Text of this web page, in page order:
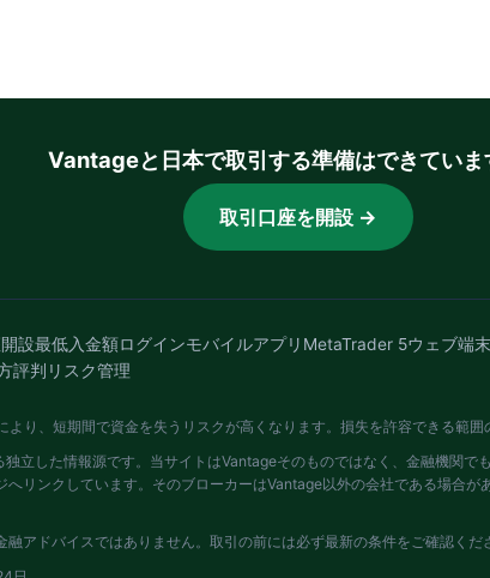
Vantageと日本で取引する準備はできていま
取引口座を開設 →
設最低入金額ログインモバイルアプリ MetaTrader 5ウェブ端末
評判 リスク管理
り、短期間で資金を失うリスクが高くなります。損失を許容できる範囲
立した情報源です。当サイトはVantageそのものではなく、金融機関で
リンクしています。そのブローカーはVantage以外の会社である場合
アドバイスではありません。取引の前には必ず最新の条件をご確認くだ